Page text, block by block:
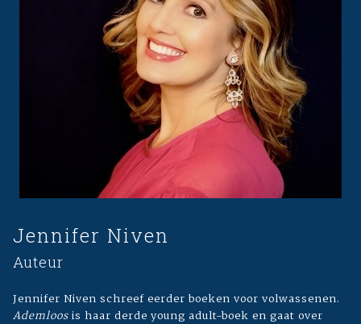
Jennifer Niven
Auteur
Jennifer Niven schreef eerder boeken voor volwassenen.
Ademloos is haar derde young adult-boek en gaat over